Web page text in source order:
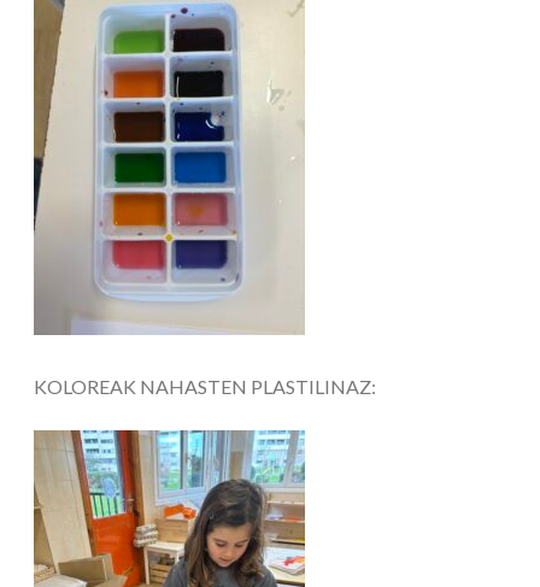
KOLOREAK NAHASTEN PLASTILINAZ: